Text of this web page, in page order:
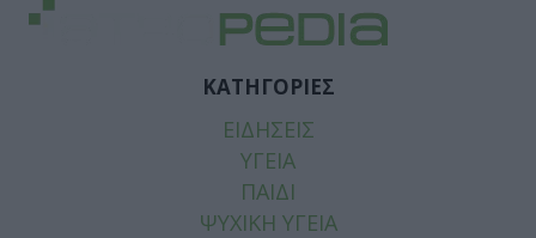
ΚΑΤΗΓΟΡΙΕΣ
ΕΙΔΗΣΕΙΣ
ΥΓΕΙΑ
ΠΑΙΔΙ
ΨΥΧΙΚΗ ΥΓΕΙΑ